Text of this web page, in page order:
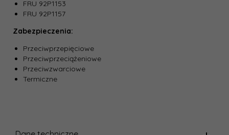
FRU 92P1153
FRU 92P1157
Zabezpieczenia:
Przeciwprzepięciowe
Przeciwprzeciążeniowe
Przeciwzwarciowe
Termiczne